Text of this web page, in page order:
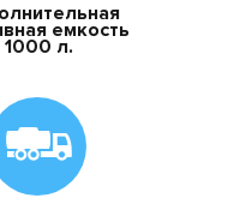
емкость
1000 л.